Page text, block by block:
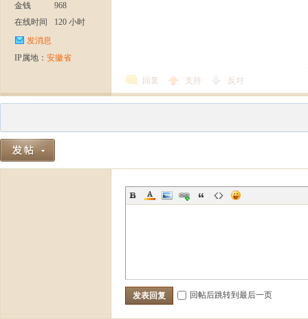
金钱
968
在线时间
120 小时
发消息
IP属地： 安徽省
回复 支持 反对
发表回复 回帖后跳转到最后一页